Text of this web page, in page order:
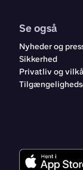
Se også
Nyheder og
Sikkerhed
Privatliv og